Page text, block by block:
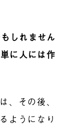
しれません
に人には作
、その後、
ようになり